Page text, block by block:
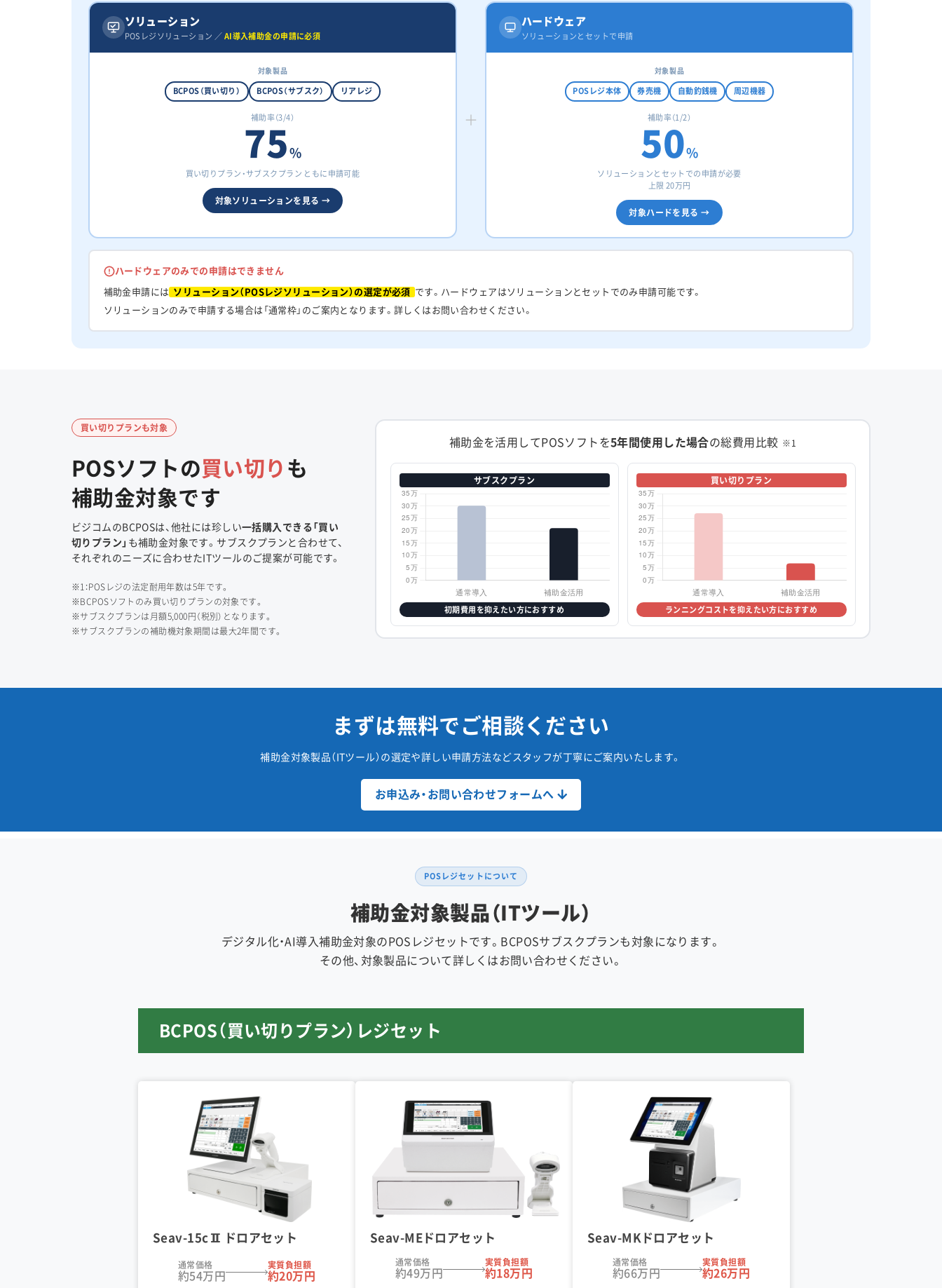
ソリューション
POSレジソリューション ／ AI導入補助金の申請に必須
対象製品
BCPOS（買い切り） BCPOS（サブスク） リアレジ
補助率（3/4）
75 %
買い切りプラン・サブスクプラン ともに申請可能
対象ソリューションを見る →
＋
ハードウェア
ソリューションとセットで申請
対象製品
POSレジ本体 券売機 自動釣銭機 周辺機器
補助率（1/2）
50%
ソリューションとセットでの申請が必要
上限 20万円
対象ハードを見る →
ハードウェアのみでの申請はできません
補助金申請には ソリューション（POSレジソリューション）の選定が必須
です。ハードウェアはソリューションとセットでのみ申請可能です。
ソリューションのみで申請する場合は「通常枠」のご案内となります。詳しくはお問い合わせください。
買い切りプランも対象
POSソフトの買い切り も
補助金対象です
ビジコムのBCPOSは、他社には珍しい一括購入できる「買い
切りプラン」 も補助金対象です。サブスクプランと合わせて、
それぞれのニーズに合わせたITツールのご提案が可能です。
※1：POSレジの法定耐用年数は5年です。
※BCPOSソフトのみ買い切りプランの対象です。
※サブスクプランは月額5,000円（税別）となります。
※サブスクプランの補助機対象期間は最大2年間です。
補助金を活用してPOSソフトを5年間使用した場合の総費用比較 ※1
サブスクプラン
初期費用を抑えたい方におすすめ
買い切りプラン
ランニングコストを抑えたい方におすすめ
まずは無料でご相談ください
補助金対象製品（ITツール）の選定や詳しい申請方法など スタッフが丁寧にご案内いたします。
お申込み・お問い合わせフォームへ
POSレジセットについて
補助金対象製品（ITツール）
デジタル化・AI導入補助金対象のPOSレジセットです。BCPOSサブスクプランも対象になります。
その他、対象製品について詳しくはお問い合わせください。
BCPOS（買い切りプラン）レジセット
Seav-15cⅡドロアセット
通常価格
約54万円
実質負担額
約20万円
Seav-MEドロアセット
通常価格
約49万円
実質負担額
約18万円
Seav-MKドロアセット
通常価格
約66万円
実質負担額
約26万円